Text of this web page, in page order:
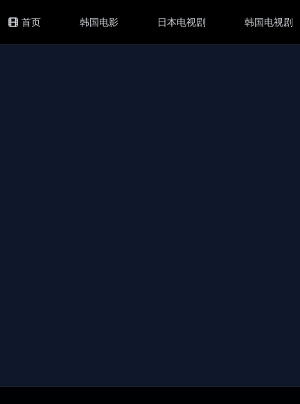
首页 韩国电影 日本电视剧 韩国电视剧